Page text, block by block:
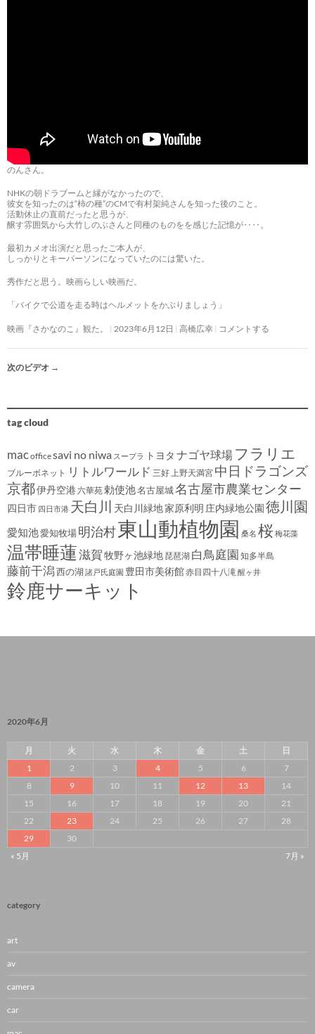
のんさん。
NHKの朝ドラブームと縁がなかったので、
彼女を知ったのは“柿の種”のCMで有村架純さんを知った後のこと。
活動休止の直前だったと思うが、
醸す雰囲気から大竹しのぶさんと同種のものをを感じた記憶が‥‥。
最初カメオ出演だと思ったご本人が、
しっかりとキーパーソンになっていたのには驚いた。
秀作だと思う。映画らしい映画だ。
「バイクで公道を走る時はヘルメットをかぶりましょう」
映画『さかなのこ』観た。 2023年6月12日 高橋広幸 コメントする
次のビデオ →
tag cloud
macofficesavi no niwa スープラ トヨタ ナゴヤ球場 フラリエ
ブルーボネット リトルワールド 三好 上野天満宮 中日ドラゴンズ
京都伊丹空港 六華苑勅使池名古屋城名古屋市農業センター
四日市 四日市港 天白川 天白川緑地家原利明 庄内緑地公園徳川園
愛知池愛知牧場明治村東山動植物園 桑名 桜梅花藻
温帯睡蓮滋賀牧野ヶ池緑地 琵琶湖 白鳥庭園 知多半島
藤前干潟西の湖 諸戸氏庭園 豊田市美術館赤目四十八滝 醒ヶ井
鈴鹿サーキット
2020年6月
月 火 水 木 金 土
日
1
2 3 4 5 6
7
8
9 10 11 12 13
14
15
16 17 18 19 20
21
22
23 24 25 26 27
28
29
30
« 5月
7月 »
category
art
av
camera
car